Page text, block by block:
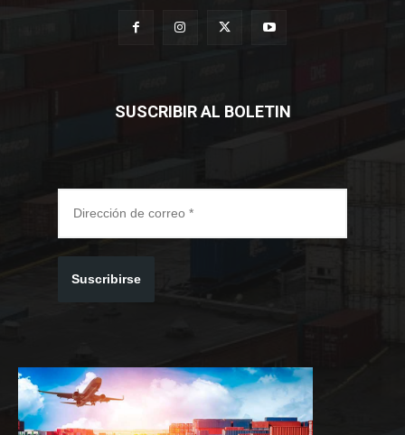
SUSCRIBIR AL BOLETIN
Suscribirse